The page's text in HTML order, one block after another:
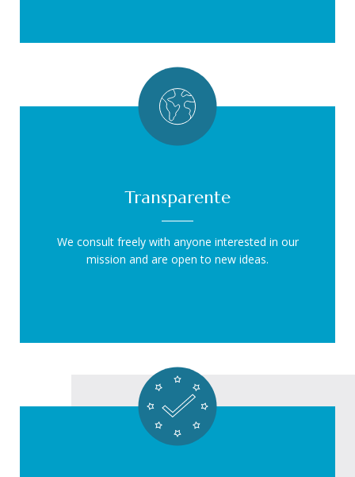
Transparente
We consult freely with anyone interested in our
mission and are open to new ideas.